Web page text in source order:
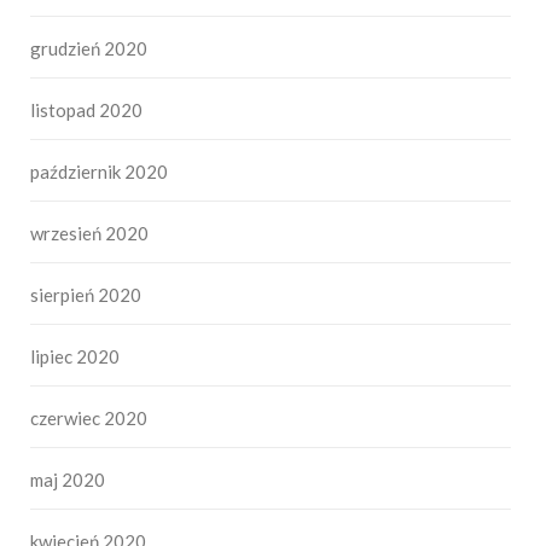
grudzień 2020
listopad 2020
październik 2020
wrzesień 2020
sierpień 2020
lipiec 2020
czerwiec 2020
maj 2020